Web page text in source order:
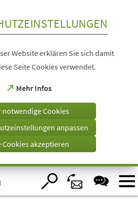
Website erklären Sie sich damit
Seite Cookies verwendet.
Mehr Infos
(Öffnet
einem
Tab)
notwendige Cookies
anpassen
Cookies akzeptieren